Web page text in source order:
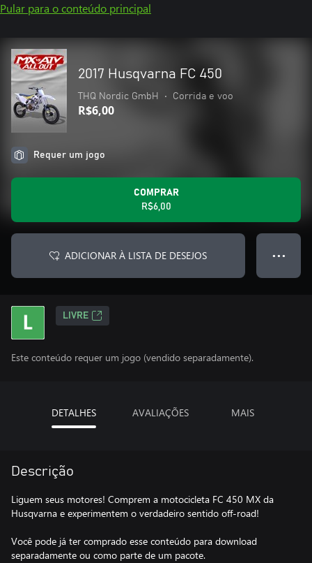
Pular para o conteúdo principal
2017 Husqvarna FC 450
THQ Nordic GmbH • Corrida e voo
R$6,00
Requer um jogo
COMPRAR
R$6,00
ADICIONAR À LISTA DE DESEJOS ● ● ●
LIVRE
Este conteúdo requer um jogo (vendido separadamente).
DETALHES AVALIAÇÕES MAIS
Descrição
Liguem seus motores! Comprem a motocicleta FC 450 MX da
Husqvarna e experimentem o verdadeiro sentido off-road!
Você pode já ter comprado esse conteúdo para download
separadamente ou como parte de um pacote.